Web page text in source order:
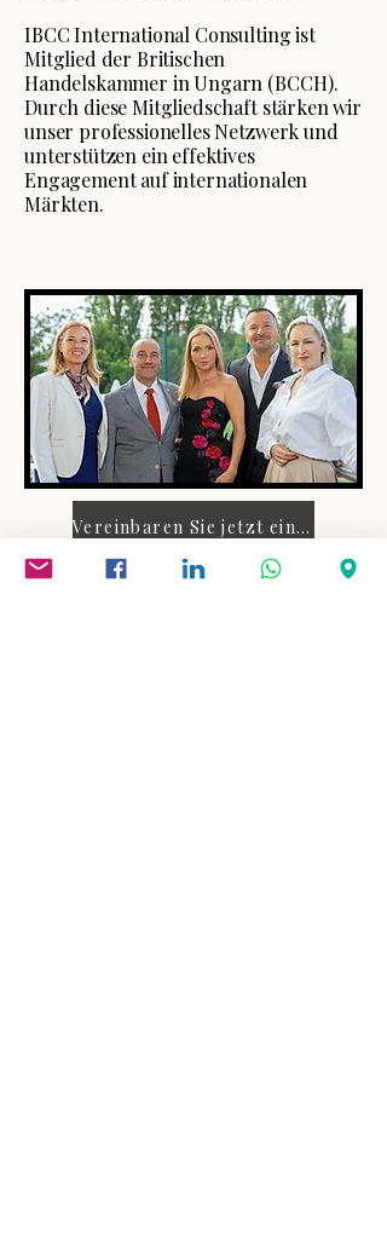
IBCC International Consulting ist
Mitglied der Britischen
Handelskammer in Ungarn (BCCH).
Durch diese Mitgliedschaft stärken wir
unser professionelles Netzwerk und
unterstützen ein effektives
Engagement auf internationalen
Märkten.
Vereinbaren Sie jetzt einen Termin.